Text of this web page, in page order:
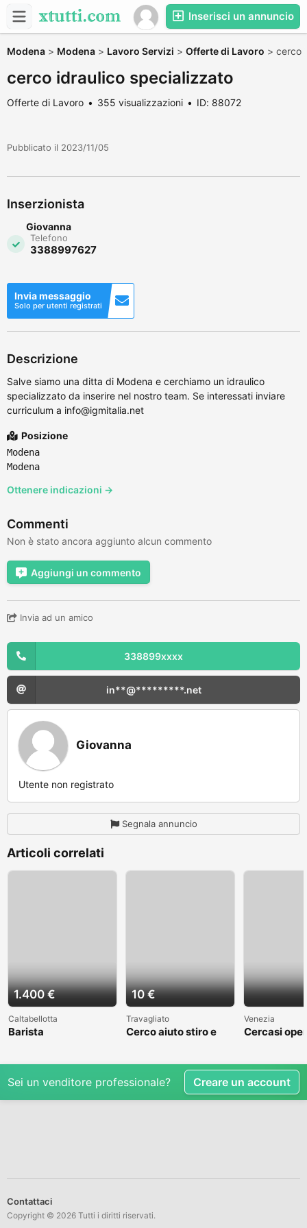
Inserisci un annuncio
Modena > Modena > Lavoro Servizi > Offerte di Lavoro > cerco
cerco idraulico specializzato
Offerte di Lavoro 355 visualizzazioni ID: 88072
Pubblicato il 2023/11/05
Inserzionista
Giovanna
Telefono
3388997627
Invia messaggio
Solo per utenti registrati
Descrizione
Salve siamo una ditta di Modena e cerchiamo un idraulico
specializzato da inserire nel nostro team. Se interessati inviare
curriculum a info@igmitalia.net
Posizione
Modena
Modena
Ottenere indicazioni →
Commenti
Non è stato ancora aggiunto alcun commento
Aggiungi un commento
Invia ad un amico
338899xxxx
in**@*********.net
Giovanna
Utente non registrato
Segnala annuncio
Articoli correlati
1.400 €
Caltabellotta
Barista
10 €
Travagliato
Cerco aiuto stiro e
Venezia
Cercasi
Sei un venditore professionale? Creare un account
Contattaci
Copyright © 2026 Tutti i diritti riservati.